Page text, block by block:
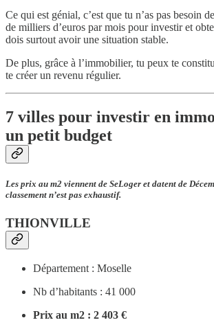
Ce qui est génial, c’est que tu n’as pas besoin
de milliers d’euros par mois pour investir et
dois surtout avoir une situation stable.
De plus, grâce à l’immobilier, tu peux te
te créer un revenu régulier.
7 villes pour investir en
un petit budget
Les prix au m2 viennent de SeLoger et datent de
classement n’est pas exhaustif.
THIONVILLE
Département : Moselle
Nb d’habitants : 41 000
Prix au m2 : 2 403 €